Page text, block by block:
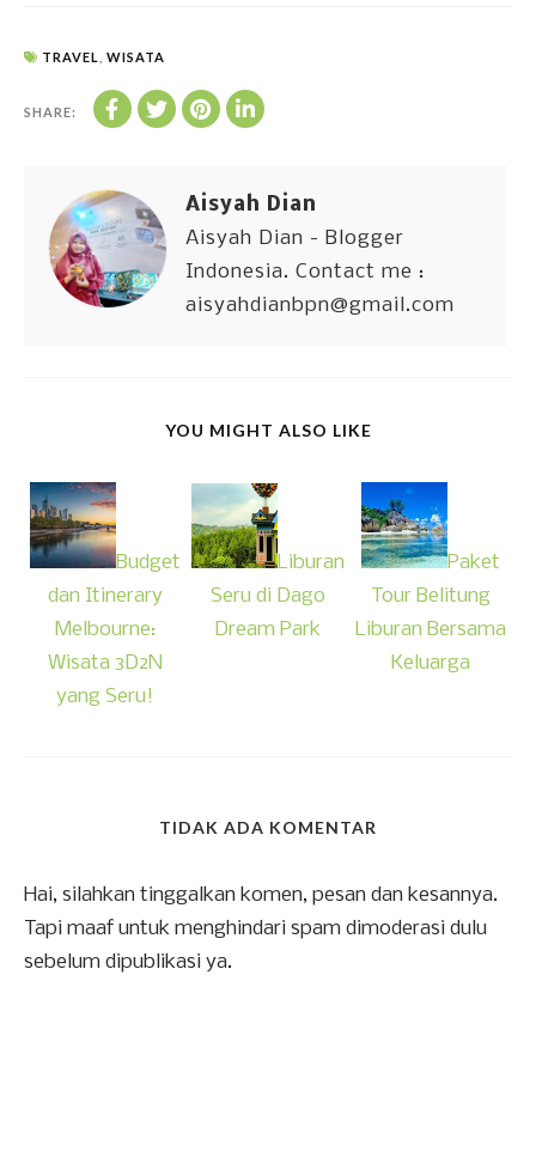
TRAVEL WISATA
SHARE:
Aisyah Dian
Aisyah Dian - Blogger
Indonesia. Contact me :
aisyahdianbpn@gmail.com
YOU MIGHT ALSO LIKE
Budget
dan Itinerary
Melbourne:
Wisata 3D2N
yang Seru!
Liburan
Seru di Dago
Dream Park
Paket
Tour Belitung
Liburan Bersama
Keluarga
TIDAK ADA KOMENTAR
Hai, silahkan tinggalkan komen, pesan dan kesannya.
Tapi maaf untuk menghindari spam dimoderasi dulu
sebelum dipublikasi ya.